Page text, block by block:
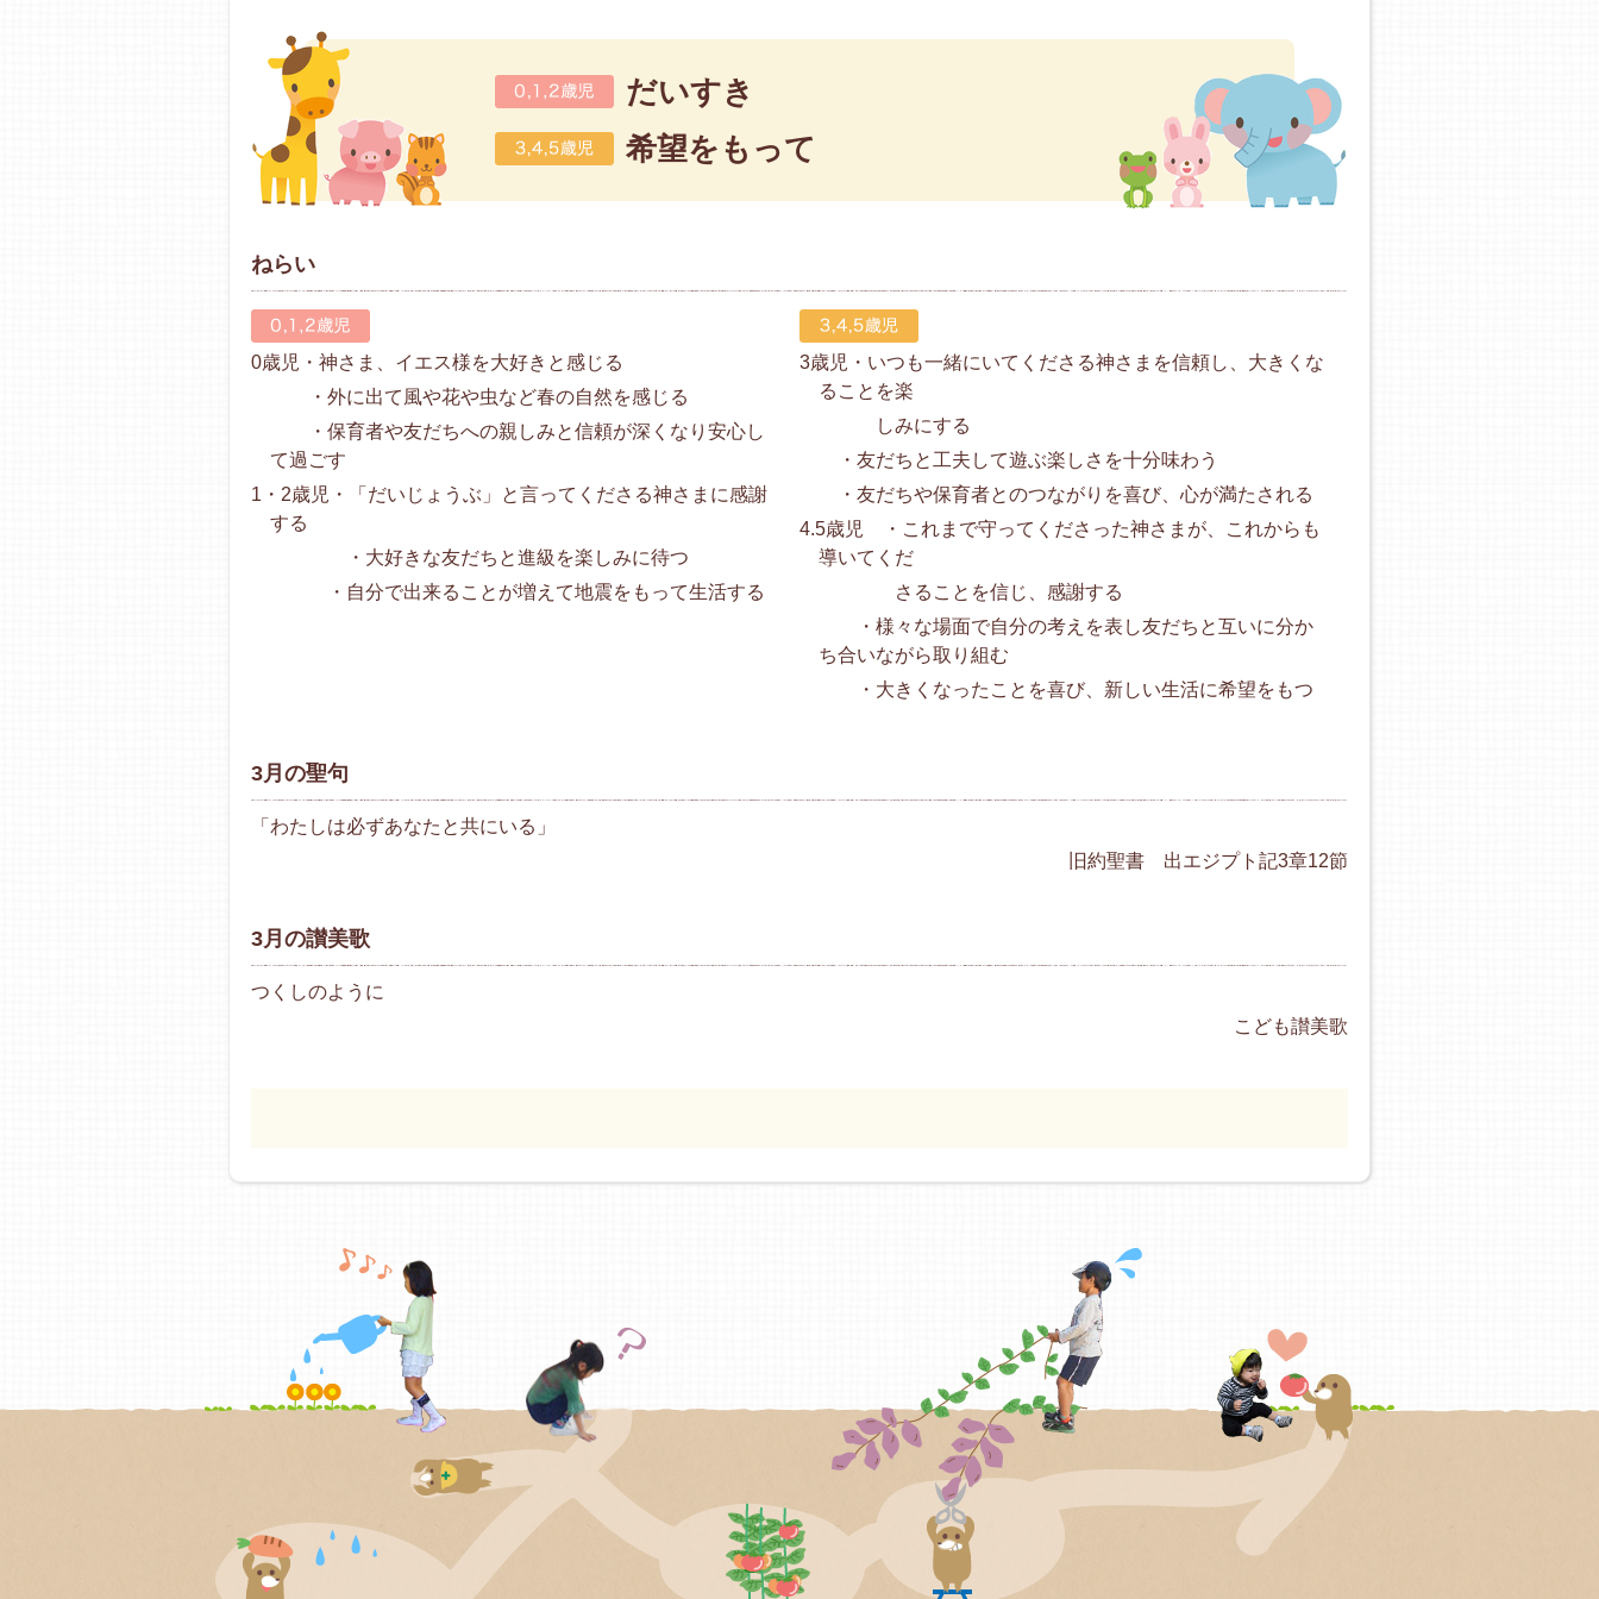
だいすき
希望をもって
ねらい
0歳児・神さま、イエス様を大好きと感じる
・外に出て風や花や虫など春の自然を感じる
・保育者や友だちへの親しみと信頼が深くなり安心し
て過ごす
1・2歳児・「だいじょうぶ」と言ってくださる神さまに感謝
する
・大好きな友だちと進級を楽しみに待つ
・自分で出来ることが増えて地震をもって生活する
3歳児・いつも一緒にいてくださる神さまを信頼し、大きくな
ることを楽
しみにする
・友だちと工夫して遊ぶ楽しさを十分味わう
・友だちや保育者とのつながりを喜び、心が満たされる
4.5歳児 ・これまで守ってくださった神さまが、これからも
導いてくだ
さることを信じ、感謝する
・様々な場面で自分の考えを表し友だちと互いに分か
ち合いながら取り組む
・大きくなったことを喜び、新しい生活に希望をもつ
3月の聖句
「わたしは必ずあなたと共にいる」
旧約聖書 出エジプト記3章12節
3月の讃美歌
つくしのように
こども讃美歌